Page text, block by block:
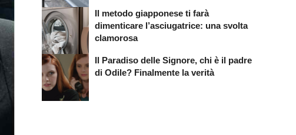
Il metodo giapponese ti farà
dimenticare l’asciugatrice: una svolta
clamorosa
Il Paradiso delle Signore, chi è il padre
di Odile? Finalmente la verità